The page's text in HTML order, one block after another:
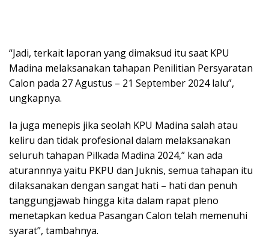
“Jadi, terkait laporan yang dimaksud itu saat KPU
Madina melaksanakan tahapan Penilitian Persyaratan
Calon pada 27 Agustus – 21 September 2024 lalu”,
ungkapnya.
Ia juga menepis jika seolah KPU Madina salah atau
keliru dan tidak profesional dalam melaksanakan
seluruh tahapan Pilkada Madina 2024,” kan ada
aturannnya yaitu PKPU dan Juknis, semua tahapan itu
dilaksanakan dengan sangat hati – hati dan penuh
tanggungjawab hingga kita dalam rapat pleno
menetapkan kedua Pasangan Calon telah memenuhi
syarat”, tambahnya.